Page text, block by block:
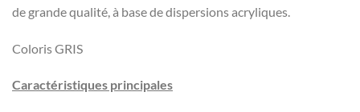
de grande qualité, à base de dispersions acryliques.
Coloris GRIS
Caractéristiques principales